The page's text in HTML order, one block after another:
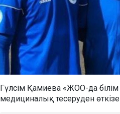
Гүлсім Қамиева «ЖОО-да
медициналық тесеруден